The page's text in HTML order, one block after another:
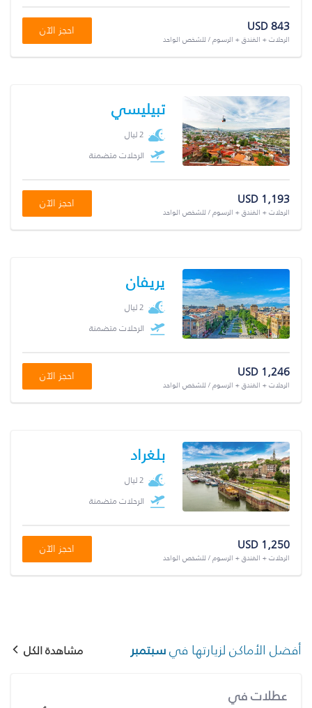
USD 843
الرحلات + الفندق + الرسوم / للشخص الواحد
احجز الآن
تبيليسي
2 ليال
الرحلات متضمنة
USD 1,193
الرحلات + الفندق + الرسوم / للشخص الواحد
احجز الآن
يريفان
2 ليال
الرحلات متضمنة
USD 1,246
الرحلات + الفندق + الرسوم / للشخص الواحد
احجز الآن
بلغراد
2 ليال
الرحلات متضمنة
USD 1,250
الرحلات + الفندق + الرسوم / للشخص الواحد
احجز الآن
أفضل الأماكن لزيارتها فيسبتمبر مشاهدة الكل
عطلات في